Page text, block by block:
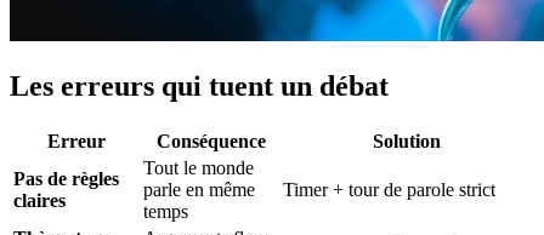
Les erreurs qui tuent un débat
Erreur Conséquence
Solution
Pas de règles
claires
Tout le monde
parle en même
temps
Timer + tour de parole strict